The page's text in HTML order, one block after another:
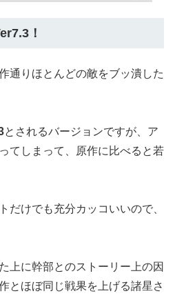
！
通りほとんどの敵をブッ潰した
とされるバージョンですが、ア
てしまって、原作に比べると若
だけでも充分カッコいいので、
上に幹部とのストーリー上の因
とほぼ同じ戦果を上げる諸星さ